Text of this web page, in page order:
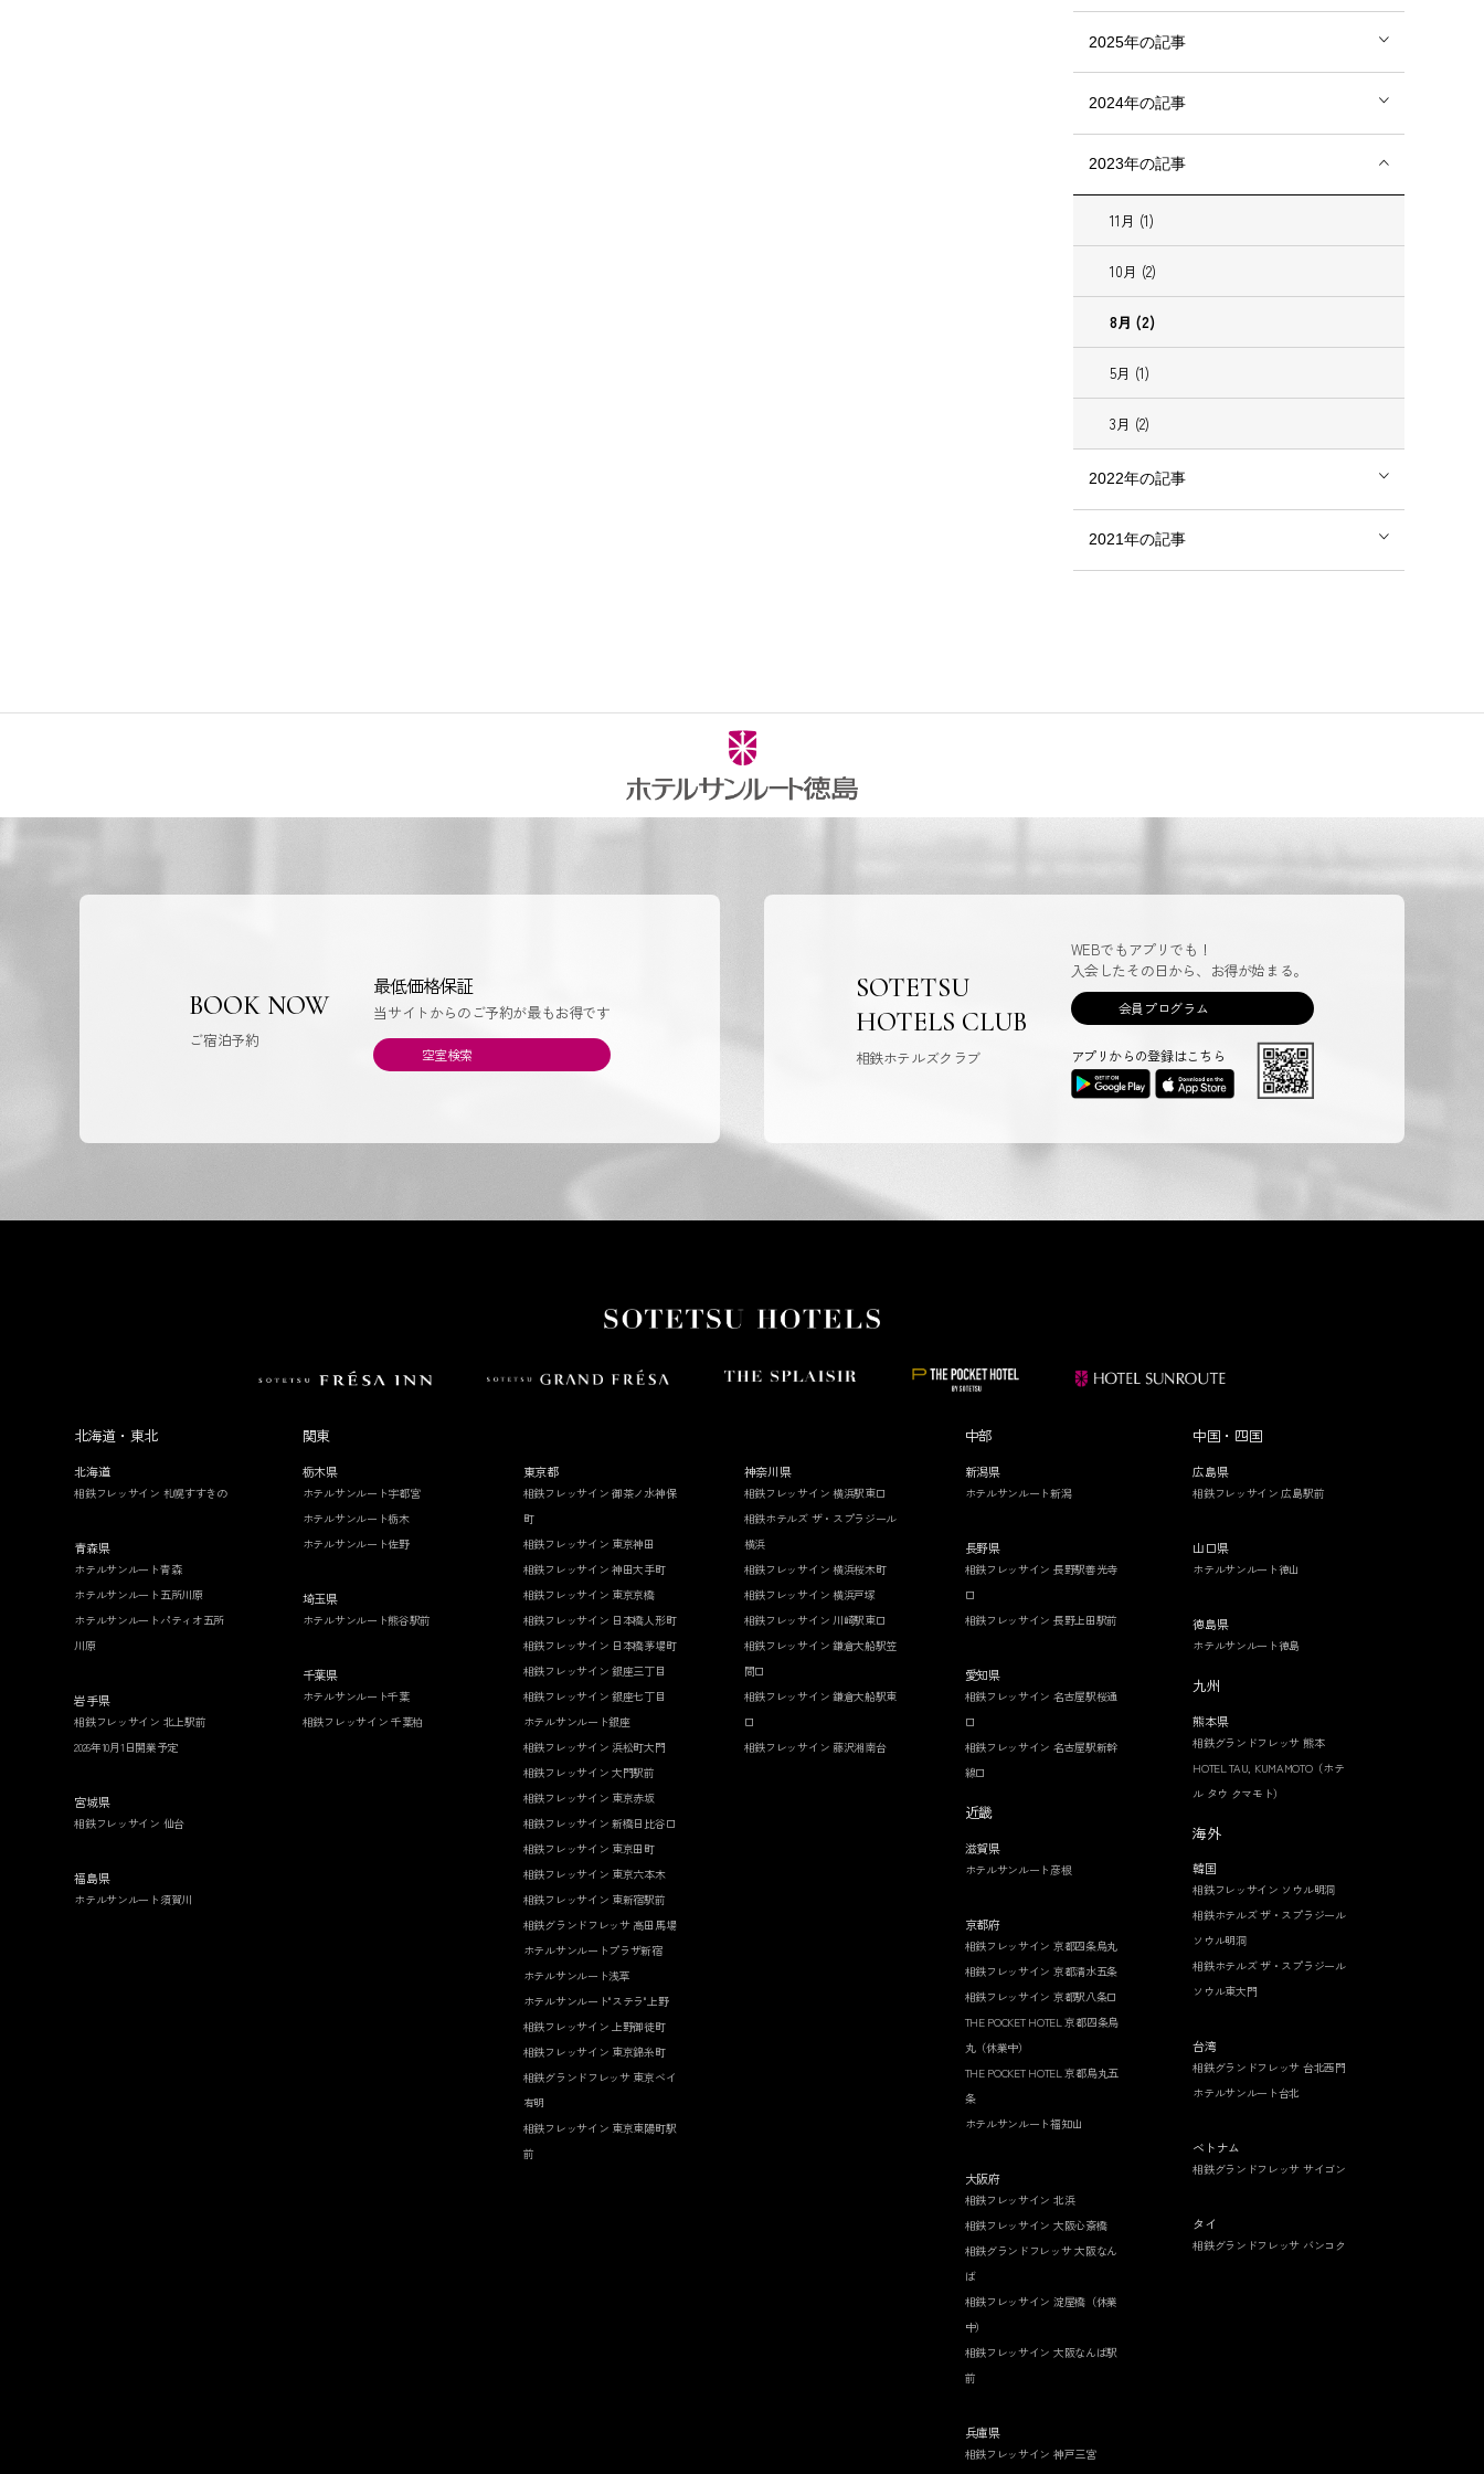
2025年の記事
2024年の記事
2023年の記事
11月 (1)
10月 (2)
8月 (2)
5月 (1)
3月 (2)
2022年の記事
2021年の記事
BOOK NOW
ご宿泊予約
最低価格保証
当サイトからのご予約が最もお得です
空室検索
SOTETSU
HOTELS CLUB
相鉄ホテルズクラブ
WEBでもアプリでも！
入会したその日から、お得が始まる。
会員プログラム
アプリからの登録はこちら
北海道・東北
北海道
相鉄フレッサイン 札幌すすきの
青森県
ホテルサンルート青森
ホテルサンルート五所川原
ホテルサンルートパティオ五所
川原
岩手県
相鉄フレッサイン 北上駅前
2026年10月1日開業予定
宮城県
相鉄フレッサイン 仙台
福島県
ホテルサンルート須賀川
関東
栃木県
ホテルサンルート宇都宮
ホテルサンルート栃木
ホテルサンルート佐野
埼玉県
ホテルサンルート熊谷駅前
千葉県
ホテルサンルート千葉
相鉄フレッサイン 千葉柏
東京都
相鉄フレッサイン 御茶ノ水神保
町
相鉄フレッサイン 東京神田
相鉄フレッサイン 神田大手町
相鉄フレッサイン 東京京橋
相鉄フレッサイン 日本橋人形町
相鉄フレッサイン 日本橋茅場町
相鉄フレッサイン 銀座三丁目
相鉄フレッサイン 銀座七丁目
ホテルサンルート銀座
相鉄フレッサイン 浜松町大門
相鉄フレッサイン 大門駅前
相鉄フレッサイン 東京赤坂
相鉄フレッサイン 新橋日比谷口
相鉄フレッサイン 東京田町
相鉄フレッサイン 東京六本木
相鉄フレッサイン 東新宿駅前
相鉄グランドフレッサ 高田馬場
ホテルサンルートプラザ新宿
ホテルサンルート浅草
ホテルサンルート"ステラ"上野
相鉄フレッサイン 上野御徒町
相鉄フレッサイン 東京錦糸町
相鉄グランドフレッサ 東京ベイ
有明
相鉄フレッサイン 東京東陽町駅
前
神奈川県
相鉄フレッサイン 横浜駅東口
相鉄ホテルズ ザ・スプラジール
横浜
相鉄フレッサイン 横浜桜木町
相鉄フレッサイン 横浜戸塚
相鉄フレッサイン 川崎駅東口
相鉄フレッサイン 鎌倉大船駅笠
間口
相鉄フレッサイン 鎌倉大船駅東
口
相鉄フレッサイン 藤沢湘南台
中部
新潟県
ホテルサンルート新潟
長野県
相鉄フレッサイン 長野駅善光寺
口
相鉄フレッサイン 長野上田駅前
愛知県
相鉄フレッサイン 名古屋駅桜通
口
相鉄フレッサイン 名古屋駅新幹
線口
近畿
滋賀県
ホテルサンルート彦根
京都府
相鉄フレッサイン 京都四条烏丸
相鉄フレッサイン 京都清水五条
相鉄フレッサイン 京都駅八条口
THE POCKET HOTEL 京都四条烏
丸（休業中）
THE POCKET HOTEL 京都烏丸五
条
ホテルサンルート福知山
大阪府
相鉄フレッサイン 北浜
相鉄フレッサイン 大阪心斎橋
相鉄グランドフレッサ 大阪なん
ば
相鉄フレッサイン 淀屋橋（休業
中）
相鉄フレッサイン 大阪なんば駅
前
兵庫県
相鉄フレッサイン 神戸三宮
中国・四国
広島県
相鉄フレッサイン 広島駅前
山口県
ホテルサンルート徳山
徳島県
ホテルサンルート徳島
九州
熊本県
相鉄グランドフレッサ 熊本
HOTEL TAU, KUMAMOTO（ホテ
ル タウ クマモト）
海外
韓国
相鉄フレッサイン ソウル明洞
相鉄ホテルズ ザ・スプラジール
ソウル明洞
相鉄ホテルズ ザ・スプラジール
ソウル東大門
台湾
相鉄グランドフレッサ 台北西門
ホテルサンルート台北
ベトナム
相鉄グランドフレッサ サイゴン
タイ
相鉄グランドフレッサ バンコク